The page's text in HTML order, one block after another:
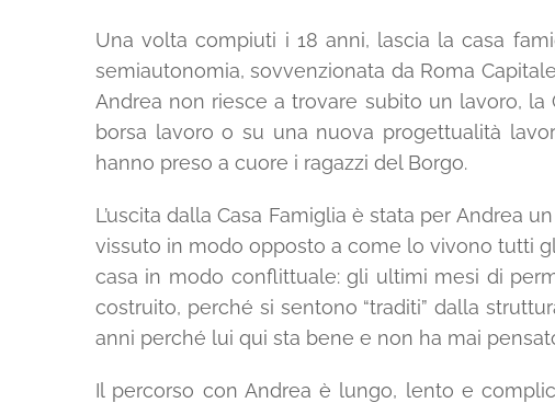
Una volta compiuti i 18 anni, lascia la casa
semiautonomia, sovvenzionata da Roma
Andrea non riesce a trovare subito un lavoro,
borsa lavoro o su una nuova progettualità
hanno preso a cuore i ragazzi del Borgo.
L’uscita dalla Casa Famiglia è stata per Andrea
vissuto in modo opposto a come lo vivono tutti
casa in modo conflittuale: gli ultimi mesi di
costruito, perché si sentono “traditi” dalla
anni perché lui qui sta bene e non ha mai
Il percorso con Andrea è lungo, lento e